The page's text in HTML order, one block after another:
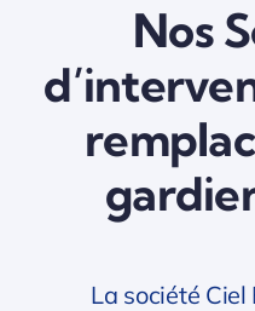
Nos
La société